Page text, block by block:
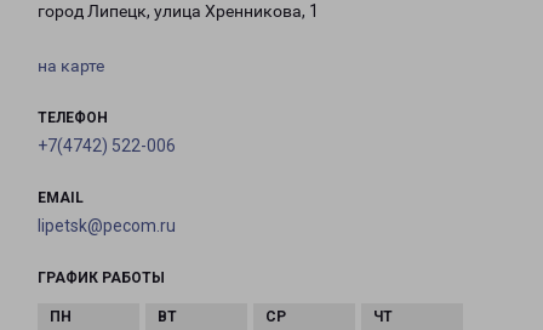
город Липецк, улица Хренникова, 1
на карте
ТЕЛЕФОН
+7(4742) 522-006
EMAIL
lipetsk@pecom.ru
ГРАФИК РАБОТЫ